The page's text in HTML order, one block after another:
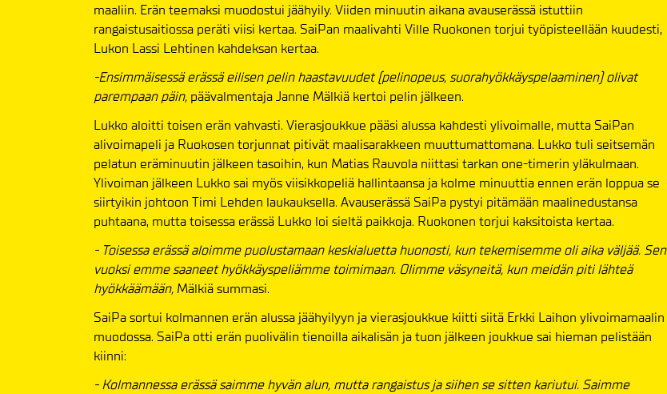
maaliin. Erän teemaksi muodostui jäähyily. Viiden minuutin aikana avauserässä istuttiin
rangaistusaitiossa peräti viisi kertaa. SaiPan maalivahti Ville Ruokonen torjui työpisteellään kuudesti,
Lukon Lassi Lehtinen kahdeksan kertaa.
-Ensimmäisessä erässä eilisen pelin haastavuudet (pelinopeus, suorahyökkäyspelaaminen) olivat
parempaan päin, päävalmentaja Janne Mälkiä kertoi pelin jälkeen.
Lukko aloitti toisen erän vahvasti. Vierasjoukkue pääsi alussa kahdesti ylivoimalle, mutta SaiPan
alivoimapeli ja Ruokosen torjunnat pitivät maalisarakkeen muuttumattomana. Lukko tuli seitsemän
pelatun eräminuutin jälkeen tasoihin, kun Matias Rauvola niittasi tarkan one-timerin yläkulmaan.
Ylivoiman jälkeen Lukko sai myös viisikkopeliä hallintaansa ja kolme minuuttia ennen erän loppua se
siirtyikin johtoon Timi Lehden laukauksella. Avauserässä SaiPa pystyi pitämään maalinedustansa
puhtaana, mutta toisessa erässä Lukko loi sieltä paikkoja. Ruokonen torjui kaksitoista kertaa.
- Toisessa erässä aloimme puolustamaan keskialuetta huonosti, kun tekemisemme oli aika väljää. Sen
vuoksi emme saaneet hyökkäyspeliämme toimimaan. Olimme väsyneitä, kun meidän piti lähteä
hyökkäämään, Mälkiä summasi.
SaiPa sortui kolmannen erän alussa jäähyilyyn ja vierasjoukkue kiitti siitä Erkki Laihon ylivoimamaalin
muodossa. SaiPa otti erän puolivälin tienoilla aikalisän ja tuon jälkeen joukkue sai hieman pelistään
kiinni:
- Kolmannessa erässä saimme hyvän alun, mutta rangaistus ja siihen se sitten kariutui. Saimme